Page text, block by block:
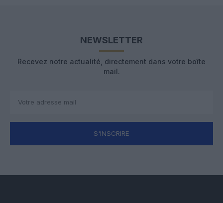
NEWSLETTER
Recevez notre actualité, directement dans votre boîte
mail.
S'INSCRIRE